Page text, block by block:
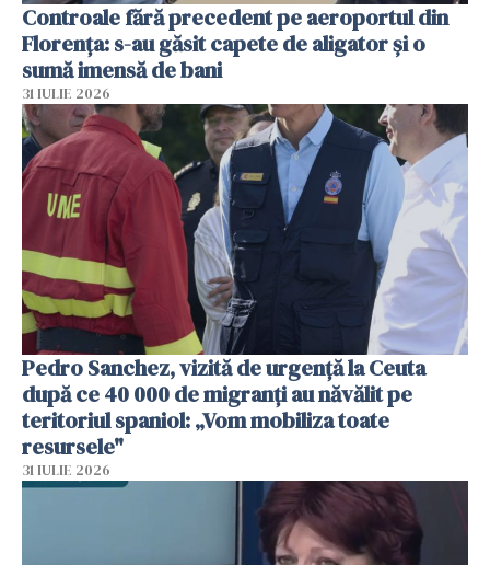
Controale fără precedent pe aeroportul din
Florența: s-au găsit capete de aligator și o
sumă imensă de bani
31 IULIE 2026
Pedro Sanchez, vizită de urgență la Ceuta
după ce 40 000 de migranți au năvălit pe
teritoriul spaniol: „Vom mobiliza toate
resursele"
31 IULIE 2026